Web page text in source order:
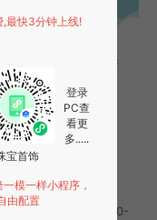
帮手的小程序
达小程序商店于2020-
最快3分钟上线!
宝首饰
登录
PC查
看更
多.....
模一样小程序，
由配置